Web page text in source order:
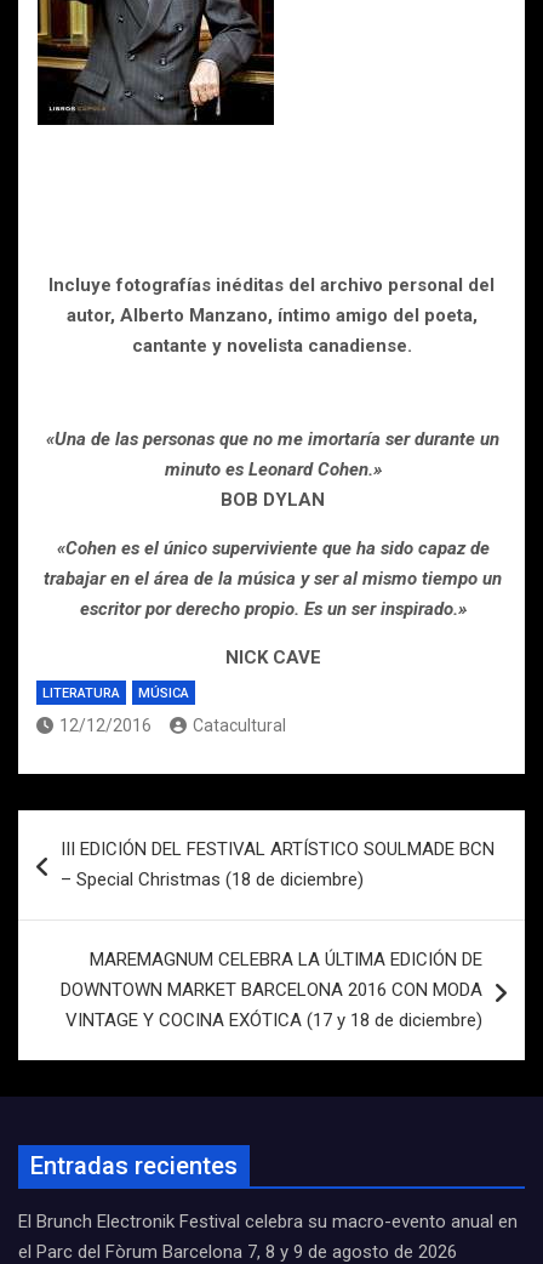
Incluye fotografías inéditas del archivo personal del
autor, Alberto Manzano, íntimo amigo del poeta,
cantante y novelista canadiense.
«Una de las personas que no me imortaría ser durante un
minuto es Leonard Cohen.»
BOB DYLAN
«Cohen es el único superviviente que ha sido capaz de
trabajar en el área de la música y ser al mismo tiempo un
escritor por derecho propio. Es un ser inspirado.»
NICK CAVE
LITERATURA MÚSICA
12/12/2016 Catacultural
de
III EDICIÓN DEL FESTIVAL ARTÍSTICO SOULMADE BCN
– Special Christmas (18 de diciembre)
MAREMAGNUM CELEBRA LA ÚLTIMA EDICIÓN DE
DOWNTOWN MARKET BARCELONA 2016 CON MODA
VINTAGE Y COCINA EXÓTICA (17 y 18 de diciembre)
Entradas recientes
El Brunch Electronik Festival celebra su macro-evento anual en
el Parc del Fòrum Barcelona 7, 8 y 9 de agosto de 2026